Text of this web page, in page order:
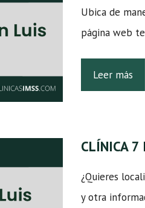
Ubica de
página web
Leer más
CLÍNICA 7
¿Quieres
y otra